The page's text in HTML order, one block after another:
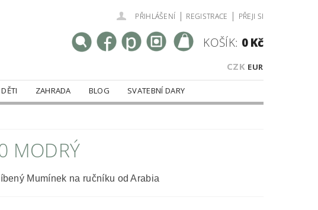
PŘIHLÁŠENÍ | REGISTRACE | PŘEJI SI
CZK EUR
KOŠÍK: 0 Kč
ZAHRADA BLOG
SVATEBNÍ DARY
MODRÝ
Mumínek na ručníku od Arabia